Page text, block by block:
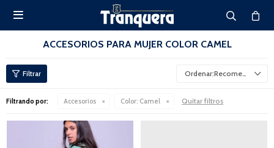

ACCESORIOS PARA MUJER COLOR CAMEL
Recomendados
Filtrando por: Accesorios Color: Camel Quitar filtros